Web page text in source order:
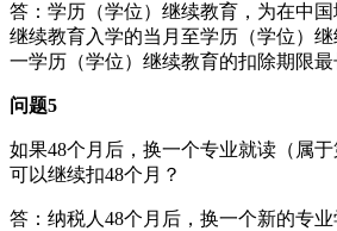
答：学历（学位）继续教育，为在中国
继续教育入学的当月至学历（学位）
一学历（学位）继续教育的扣除期限最
问题5
如果48个月后，换一个专业就读（属
可以继续扣48个月？
答：纳税人48个月后，换一个新的专